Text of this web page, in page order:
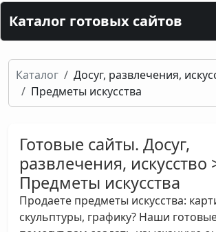
Каталог готовых сайтов
Каталог
Досуг, развлечения,
Предметы искусства
Готовые сайты. Досуг,
развлечения, искусство
Предметы искусства
Продаете предметы искусства:
скульптуры, графику? Наши